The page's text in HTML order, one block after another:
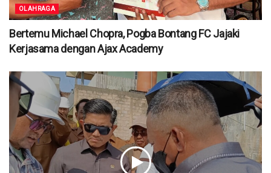
OLAHRAGA
Bertemu Michael Chopra, Pogba Bontang FC Jajaki
Kerjasama dengan Ajax Academy